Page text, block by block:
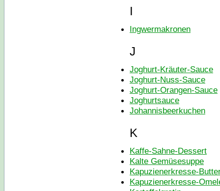
I
Ingwermakronen
J
Joghurt-Kräuter-Sauce
Joghurt-Nuss-Sauce
Joghurt-Orangen-Sauce
Joghurtsauce
Johannisbeerkuchen
K
Kaffe-Sahne-Dessert
Kalte Gemüsesuppe
Kapuzienerkresse-
Kapuzienerkresse-